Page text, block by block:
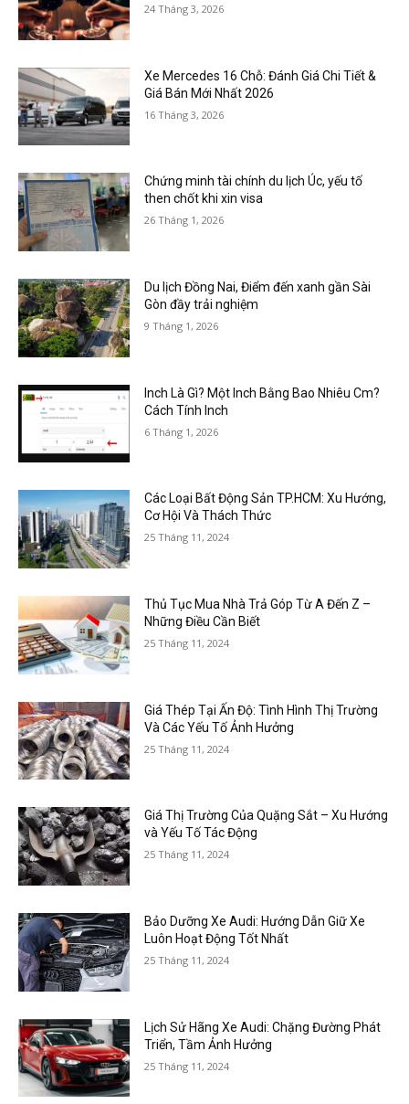
24 Tháng 3, 2026
Xe Mercedes 16 Chỗ: Đánh Giá Chi Tiết &
Giá Bán Mới Nhất 2026
16 Tháng 3, 2026
Chứng minh tài chính du lịch Úc, yếu tố
then chốt khi xin visa
26 Tháng 1, 2026
Du lịch Đồng Nai, Điểm đến xanh gần Sài
Gòn đầy trải nghiệm
9 Tháng 1, 2026
Inch Là Gì? Một Inch Bằng Bao Nhiêu Cm?
Cách Tính Inch
6 Tháng 1, 2026
Các Loại Bất Động Sản TP.HCM: Xu Hướng,
Cơ Hội Và Thách Thức
25 Tháng 11, 2024
Thủ Tục Mua Nhà Trả Góp Từ A Đến Z –
Những Điều Cần Biết
25 Tháng 11, 2024
Giá Thép Tại Ấn Độ: Tình Hình Thị Trường
Và Các Yếu Tố Ảnh Hưởng
25 Tháng 11, 2024
Giá Thị Trường Của Quặng Sắt – Xu Hướng
và Yếu Tố Tác Động
25 Tháng 11, 2024
Bảo Dưỡng Xe Audi: Hướng Dẫn Giữ Xe
Luôn Hoạt Động Tốt Nhất
25 Tháng 11, 2024
Lịch Sử Hãng Xe Audi: Chặng Đường Phát
Triển, Tầm Ảnh Hưởng
25 Tháng 11, 2024